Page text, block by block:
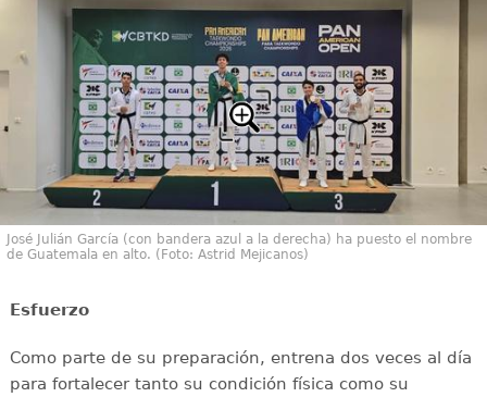
José Julián García (con bandera azul a la derecha) ha puesto el nombre
de Guatemala en alto. (Foto: Astrid Mejicanos)
Esfuerzo
Como parte de su preparación, entrena dos veces al día
para fortalecer tanto su condición física como su